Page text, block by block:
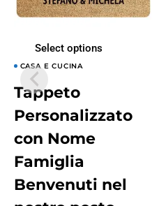
Select options
CASA E CUCINA
Tappeto
Personalizzato
con Nome
Famiglia
Benvenuti nel